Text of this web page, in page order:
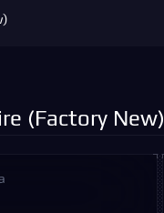
(Factory New)